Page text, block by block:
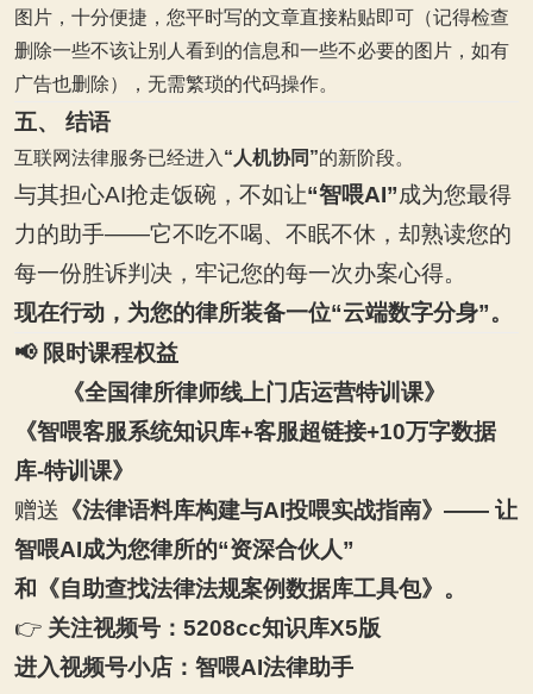
图片，十分便捷，您平时写的文章直接粘贴即可（记得检查
删除一些不该让别人看到的信息和一些不必要的图片，如有
广告也删除），无需繁琐的代码操作。
五、 结语
互联网法律服务已经进入 “人机协同”的新阶段。
与其担心AI抢走饭碗，不如让“智喂AI”成为您最得
力的助手——它不吃不喝、不眠不休，却熟读您的
每一份胜诉判决，牢记您的每一次办案心得。
现在行动，为您的律所装备一位“云端数字分身”。
📢 限时课程权益
《全国律所律师线上门店运营特训课》
《智喂客服系统知识库+客服超链接+10万字数据
库-特训课》
赠送 《法律语料库构建与AI投喂实战指南》—— 让
智喂AI成为您律所的“资深合伙人”
和《自助查找法律法规案例数据库工具包》。
👉 关注视频号： 5208cc知识库X5版
进入视频号小店：智喂AI法律助手